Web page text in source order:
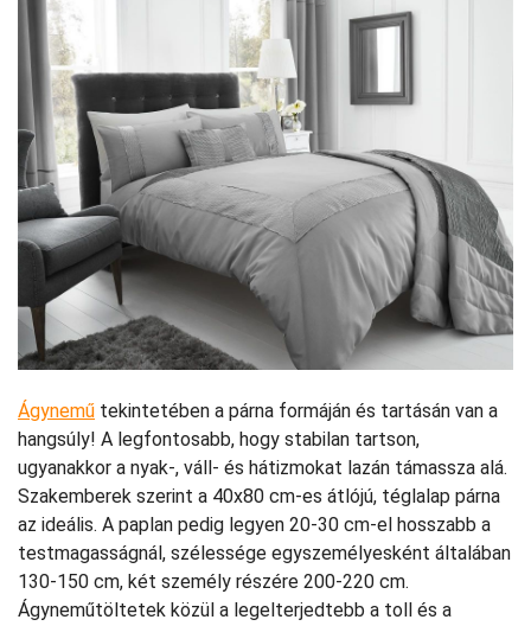
Ágynemű tekintetében a párna formáján és tartásán van a
hangsúly! A legfontosabb, hogy stabilan tartson,
ugyanakkor a nyak-, váll- és hátizmokat lazán támassza alá.
Szakemberek szerint a 40x80 cm-es átlójú, téglalap párna
az ideális. A paplan pedig legyen 20-30 cm-el hosszabb a
testmagasságnál, szélessége egyszemélyesként általában
130-150 cm, két személy részére 200-220 cm.
Ágyneműtöltetek közül a legelterjedtebb a toll és a